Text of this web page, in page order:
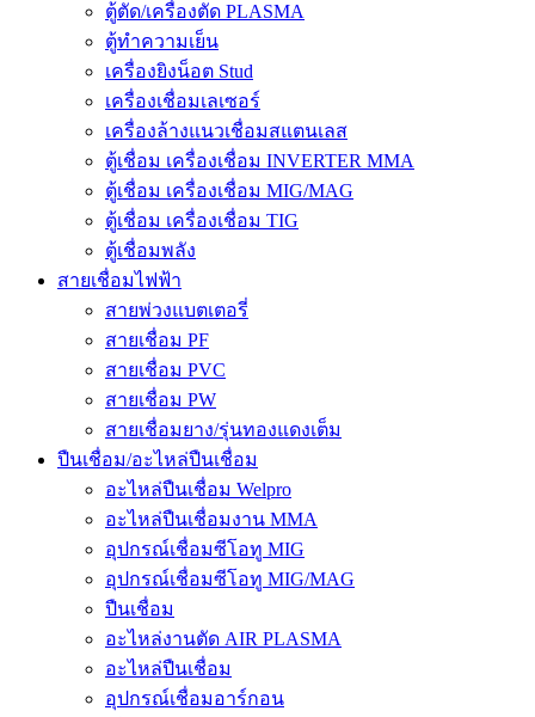
ตู้ตัด/เครื่องตัด PLASMA
ตู้ทำความเย็น
เครื่องยิงน็อต Stud
เครื่องเชื่อมเลเซอร์
เครื่องล้างแนวเชื่อมสแตนเลส
ตู้เชื่อม เครื่องเชื่อม INVERTER MMA
ตู้เชื่อม เครื่องเชื่อม MIG/MAG
ตู้เชื่อม เครื่องเชื่อม TIG
ตู้เชื่อมพลัง
สายเชื่อมไฟฟ้า
สายพ่วงแบตเตอรี่
สายเชื่อม PF
สายเชื่อม PVC
สายเชื่อม PW
สายเชื่อมยาง/รุ่นทองแดงเต็ม
ปืนเชื่อม/อะไหล่ปืนเชื่อม
อะไหล่ปืนเชื่อม Welpro
อะไหล่ปืนเชื่อมงาน MMA
อุปกรณ์เชื่อมซีโอทู MIG
อุปกรณ์เชื่อมซีโอทู MIG/MAG
ปืนเชื่อม
อะไหล่งานตัด AIR PLASMA
อะไหล่ปืนเชื่อม
อุปกรณ์เชื่อมอาร์กอน